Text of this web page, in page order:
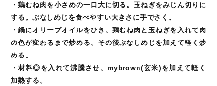
・鶏むね肉を小さめの一口大に切る。玉ねぎをみじん切りに
する。ぶなしめじを食べやすい大きさに手でさく。
・鍋にオリーブオイルをひき、鶏むね肉と玉ねぎを入れて肉
の色が変わるまで炒める。その後ぶなしめじを加えて軽く炒
める。
・材料◎を入れて沸騰させ、mybrown(玄米)を加えて軽く
加熱する。